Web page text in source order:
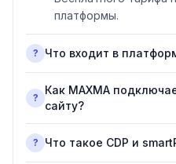
платформы.
? Что входит в
?
Как MAXMA
сайту?
? Что такое CDP и